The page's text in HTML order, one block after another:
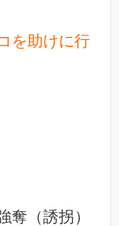
を助けに行
奪（誘拐）